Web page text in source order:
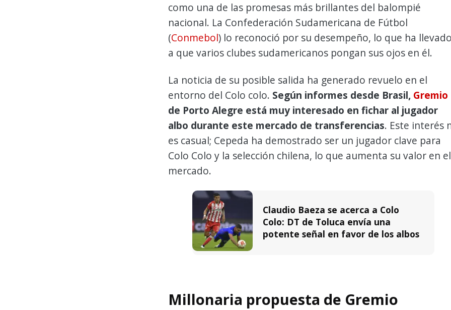
como una de las promesas más brillantes del balompié
nacional. La Confederación Sudamericana de Fútbol
(Conmebol) lo reconoció por su desempeño, lo que ha llevado
a que varios clubes sudamericanos pongan sus ojos en él.
La noticia de su posible salida ha generado revuelo en el
entorno del Colo colo. Según informes desde Brasil, Gremio
de Porto Alegre está muy interesado en fichar al jugador
albo durante este mercado de transferencias. Este interés
es casual; Cepeda ha demostrado ser un jugador clave para
Colo Colo y la selección chilena, lo que aumenta su valor en el
mercado.
Claudio Baeza se acerca a Colo
Colo: DT de Toluca envía una
potente señal en favor de los albos
Millonaria propuesta de Gremio